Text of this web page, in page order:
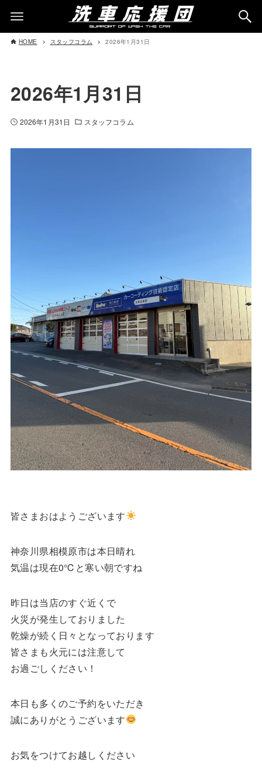
HOME スタッフコラム 2026年1月31日
2026年1月31日
2026年1月31日 スタッフコラム
皆さまおはようございます
神奈川県相模原市は本日晴れ
気温は現在0℃と寒い朝ですね
昨日は当店のすぐ近くで
火災が発生しておりました
乾燥が続く日々となっております
皆さまも火元には注意して
お過ごしください！
本日も多くのご予約をいただき
誠にありがとうございます
お気をつけてお越しください